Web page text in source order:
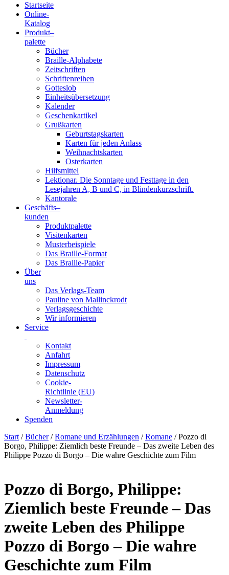
Blindenschrift-
Verlag
Druckerei
gGmbH
Startseite
Online-
Katalog
Produkt–
palette
Bücher
Braille-Alphabete
Zeitschriften
Schriftenreihen
Gotteslob
Einheitsübersetzung
Kalender
Geschenkartikel
Grußkarten
Geburtstagskarten
Karten für jeden Anlass
Weihnachtskarten
Osterkarten
Hilfsmittel
Lektionar. Die Sonntage und Festtage in den
Lesejahren A, B und C, in Blindenkurzschrift.
Kantorale
Geschäfts­–
kunden
Produktpalette
Visitenkarten
Musterbeispiele
Das Braille-Format
Das Braille-Papier
Über
uns
Das Verlags-Team
Pauline von Mallinckrodt
Verlagsgeschichte
Wir informieren
Service
Kontakt
Anfahrt
Impressum
Datenschutz
Cookie-
Richtlinie (EU)
Newsletter-
Anmeldung
Spenden
Skip
to
content
Start /Bücher/Romane und Erzählungen /Romane / Pozzo di
Borgo, Philippe: Ziemlich beste Freunde – Das zweite Leben des
Philippe Pozzo di Borgo – Die wahre Geschichte zum Film
Pozzo di Borgo, Philippe:
Ziemlich beste Freunde – Das
zweite Leben des Philippe
Pozzo di Borgo – Die wahre
Geschichte zum Film